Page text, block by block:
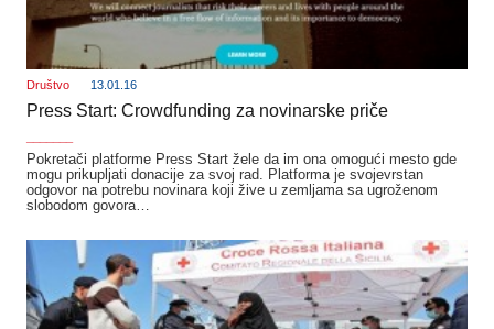
Društvo 13.01.16
Press Start: Crowdfunding za novinarske priče
Pokretači platforme Press Start žele da im ona omogući mesto gde
mogu prikupljati donacije za svoj rad. Platforma je svojevrstan
odgovor na potrebu novinara koji žive u zemljama sa ugroženom
slobodom govora…